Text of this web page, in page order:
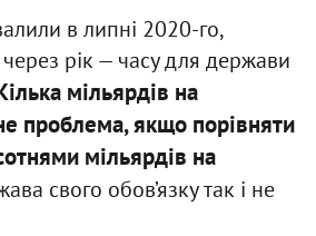
в липні 2020-го,
рік — часу для держави
мільярдів на
проблема, якщо порівняти
мільярдів на
свого обов’язку так і не